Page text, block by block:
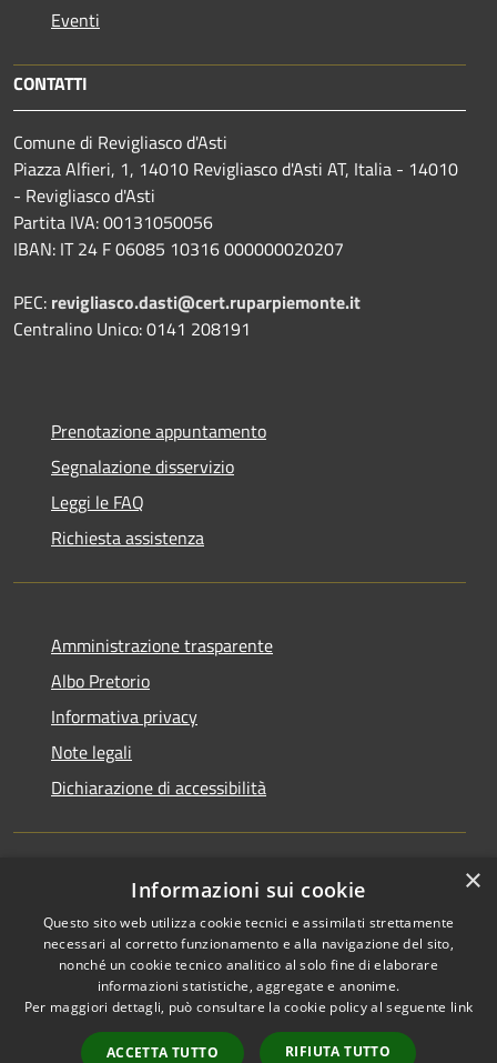
Eventi
CONTATTI
Comune di Revigliasco d'Asti
Piazza Alfieri, 1, 14010 Revigliasco d'Asti AT, Italia - 14010
- Revigliasco d'Asti
Partita IVA: 00131050056
IBAN: IT 24 F 06085 10316 000000020207
PEC: revigliasco.dasti@cert.ruparpiemonte.it
Centralino Unico: 0141 208191
Prenotazione appuntamento
Segnalazione disservizio
Leggi le FAQ
Richiesta assistenza
Amministrazione trasparente
Albo Pretorio
Informativa privacy
Note legali
Dichiarazione di accessibilità
Accessibilità
Privacy
Mappa del sito
Comune convenzionato
Astigov
Progetto|Convenzione
Adesioni
•Accesso redazione
×
Informazioni sui cookie
Questo sito web utilizza cookie tecnici e assimilati strettamente
necessari al corretto funzionamento e alla navigazione del sito,
nonché un cookie tecnico analitico al solo fine di elaborare
informazioni statistiche, aggregate e anonime.
Per maggiori dettagli, può consultare la cookie policy al seguente link
ACCETTA TUTTO RIFIUTA TUTTO